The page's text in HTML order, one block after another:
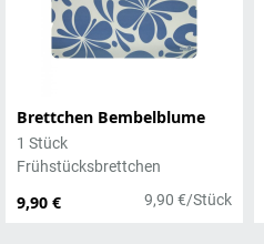
Brettchen Bembelblume
9,90 € 9,90 €/Stück
1 Stück
Frühstücksbrettchen